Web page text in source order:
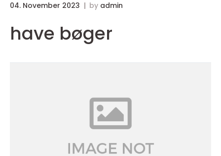
04. November 2023 by admin
have bøger